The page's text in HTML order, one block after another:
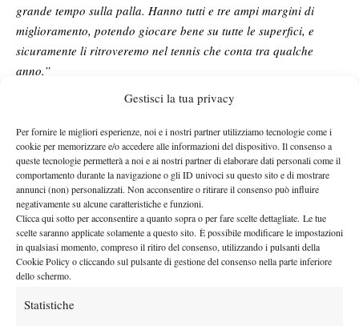
Gestisci la tua privacy
Per fornire le migliori esperienze, noi e i nostri partner utilizziamo tecnologie come i
cookie per memorizzare e/o accedere alle informazioni del dispositivo. Il consenso a
queste tecnologie permetterà a noi e ai nostri partner di elaborare dati personali come il
comportamento durante la navigazione o gli ID univoci su questo sito e di mostrare
annunci (non) personalizzati. Non acconsentire o ritirare il consenso può influire
negativamente su alcune caratteristiche e funzioni.
Clicca qui sotto per acconsentire a quanto sopra o per fare scelte dettagliate. Le tue
scelte saranno applicate solamente a questo sito. È possibile modificare le impostazioni
in qualsiasi momento, compreso il ritiro del consenso, utilizzando i pulsanti della
Cookie Policy o cliccando sul pulsante di gestione del consenso nella parte inferiore
dello schermo.
Statistiche
grande tempo sulla palla. Hanno tutti e tre ampi margini di
miglioramento, potendo giocare bene su tutte le superfici, e
sicuramente li ritroveremo nel tennis che conta tra qualche
anno.”
inglese guidati dall’ex campione britannico Greg Rusedski:
“Sono veramente molto forti”– ha concluso Navarra –“Ma non
li cambierei con i nostri. Edmund in particolare, che ha fatto
semifinale ai recenti Us Open Junior, è davvero molto
interessante. Credo di poter dire però che siamo allo stesso
livello.”